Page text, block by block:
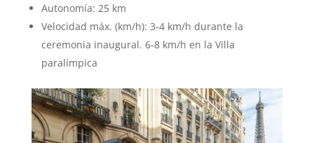
Autonomía: 25 km
Velocidad máx. (km/h): 3-4 km/h durante la
ceremonia inaugural. 6-8 km/h en la Villa
paralímpica